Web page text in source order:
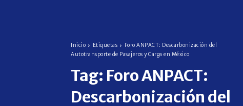
Inicio Etiquetas
Foro ANPACT: Descarbonización del
Autotransporte de Pasajeros y Carga en México
Tag: Foro ANPACT:
Descarbonización del